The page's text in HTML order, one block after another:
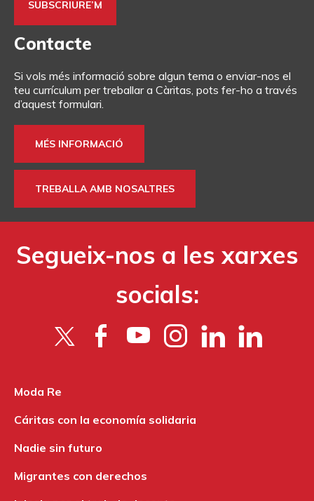
Contacte
Si vols més informació sobre algun tema o enviar-nos el
teu currículum per treballar a Càritas, pots fer-ho a través
d’aquest formulari.
MÉS INFORMACIÓ
TREBALLA AMB NOSALTRES
Segueix-nos a les xarxes
socials:
Moda Re
Cáritas con la economía solidaria
Nadie sin futuro
Migrantes con derechos